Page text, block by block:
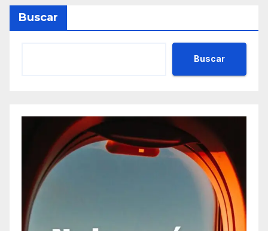
Buscar
Buscar